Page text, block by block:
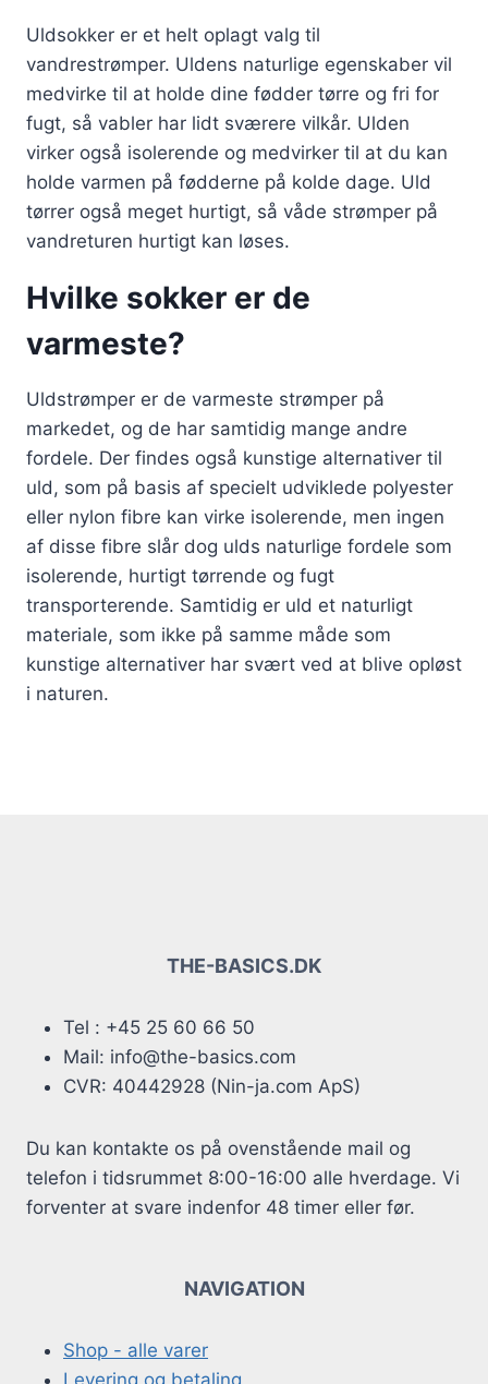
Uldsokker er et helt oplagt valg til
vandrestrømper. Uldens naturlige egenskaber vil
medvirke til at holde dine fødder tørre og fri for
fugt, så vabler har lidt sværere vilkår. Ulden
virker også isolerende og medvirker til at du kan
holde varmen på fødderne på kolde dage. Uld
tørrer også meget hurtigt, så våde strømper på
vandreturen hurtigt kan løses.
Hvilke sokker er de
varmeste?
Uldstrømper er de varmeste strømper på
markedet, og de har samtidig mange andre
fordele. Der findes også kunstige alternativer til
uld, som på basis af specielt udviklede polyester
eller nylon fibre kan virke isolerende, men ingen
af disse fibre slår dog ulds naturlige fordele som
isolerende, hurtigt tørrende og fugt
transporterende. Samtidig er uld et naturligt
materiale, som ikke på samme måde som
kunstige alternativer har svært ved at blive opløst
i naturen.
THE-BASICS.DK
Tel : +45 25 60 66 50
Mail: info@the-basics.com
CVR: 40442928 (Nin-ja.com ApS)
Du kan kontakte os på ovenstående mail og
telefon i tidsrummet 8:00-16:00 alle hverdage. Vi
forventer at svare indenfor 48 timer eller før.
NAVIGATION
Shop - alle varer